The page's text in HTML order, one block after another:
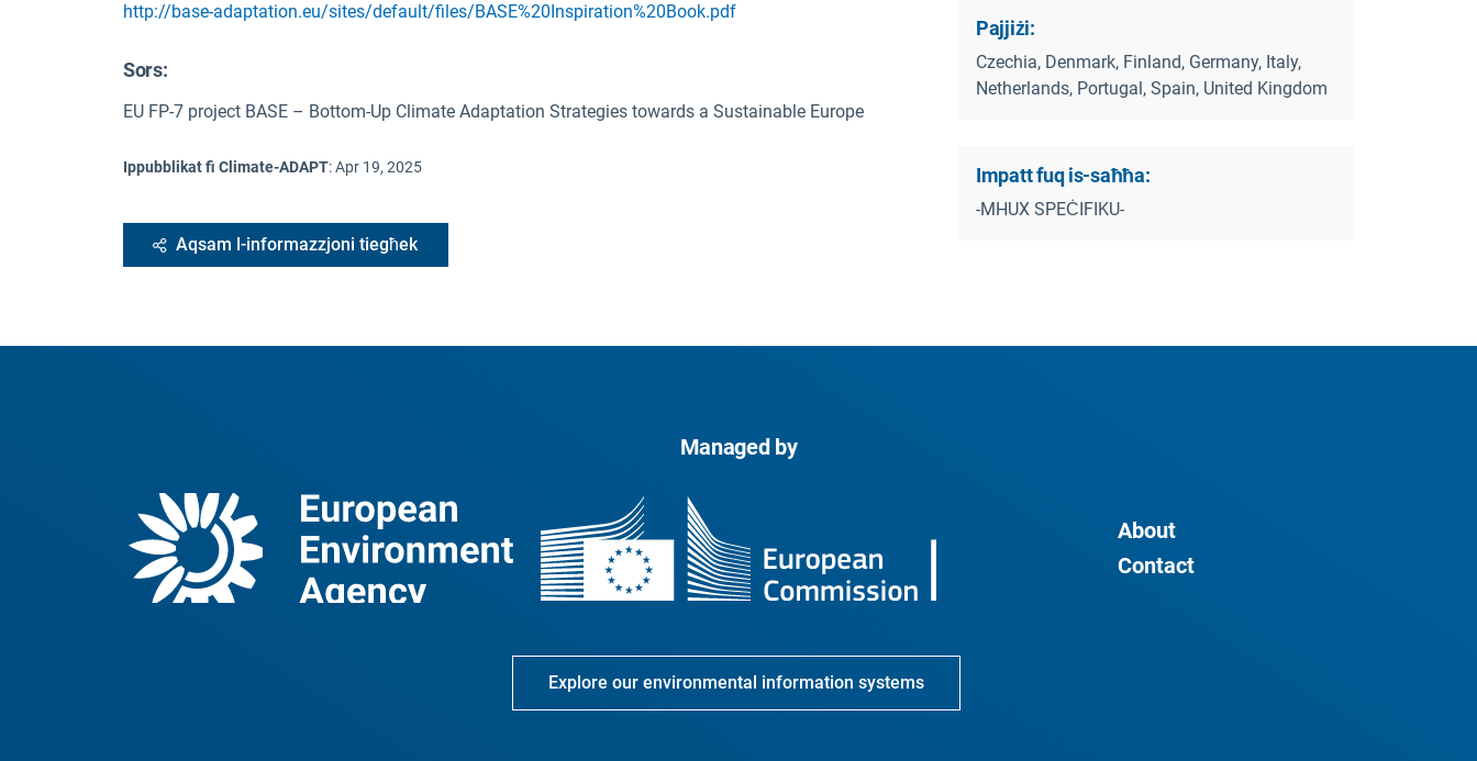
http://base-adaptation.eu/sites/default/files/BASE%20Inspiration%20Book.pdf
Sors:
EU FP-7 project BASE – Bottom-Up Climate Adaptation Strategies towards a Sustainable Europe
Ippubblikat fi Climate-ADAPT:Apr 19, 2025
Aqsam l-informazzjoni tiegħek
Pajjiżi:
Czechia, Denmark, Finland, Germany, Italy,
Netherlands, Portugal, Spain, United Kingdom
Impatt fuq is-saħħa:
-MHUX SPEĊIFIKU-
Managed by
About
Contact
Explore our environmental information systems